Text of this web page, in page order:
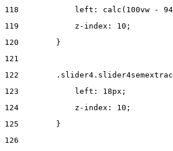
118
left: calc(100vw -
119
            z-index: 10;
120
        }
121
122
123
            left: 18px;
124
            z-index: 10;
125
        }
126